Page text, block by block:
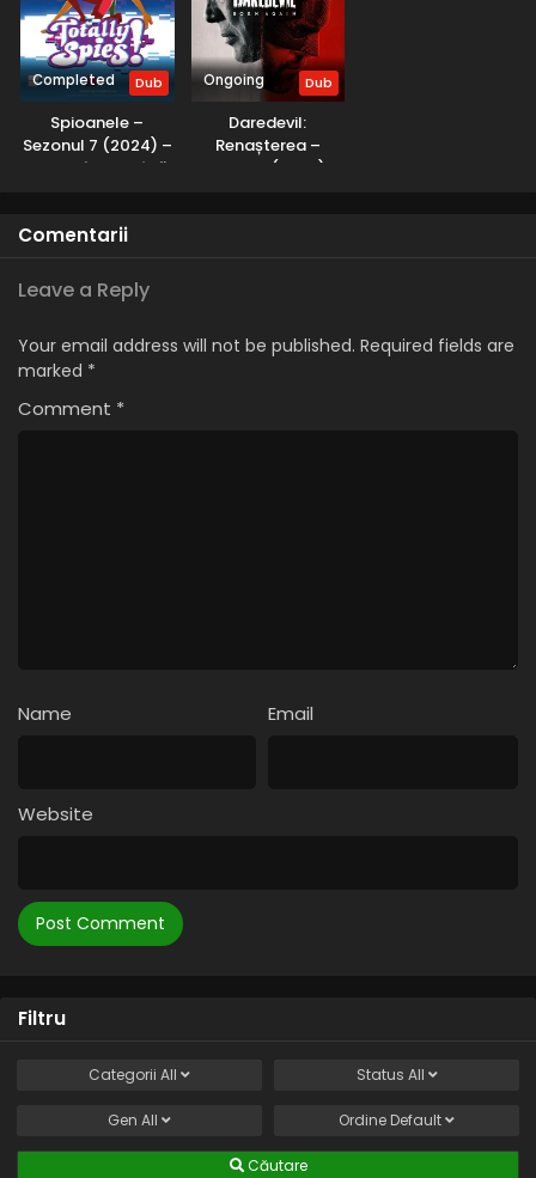
Completed Dub
Spioanele –
Sezonul 7 (2024) –
Dublat în Română
Ongoing Dub
Daredevil:
Renașterea –
Sezonul 1 (2025) –
Comentarii
Leave a Reply
Your email address will not be published. Required fields are
marked *
Comment *
Name Email
Website
Filtru
Categorii All Status All
Gen All Ordine Default
Căutare